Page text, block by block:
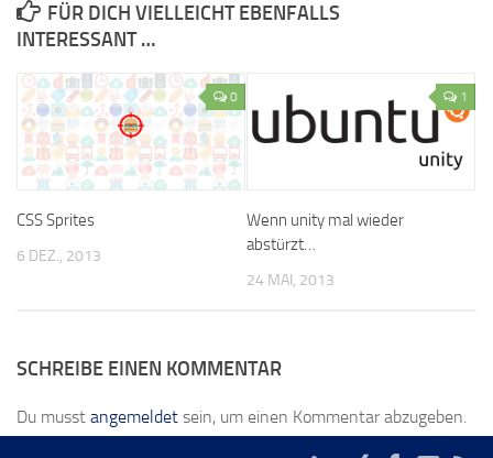
FÜR DICH VIELLEICHT EBENFALLS
INTERESSANT …
0
CSS Sprites
6 DEZ., 2013
1
Wenn unity mal wieder
abstürzt…
24 MAI, 2013
SCHREIBE EINEN KOMMENTAR
Du musst angemeldet sein, um einen Kommentar abzugeben.